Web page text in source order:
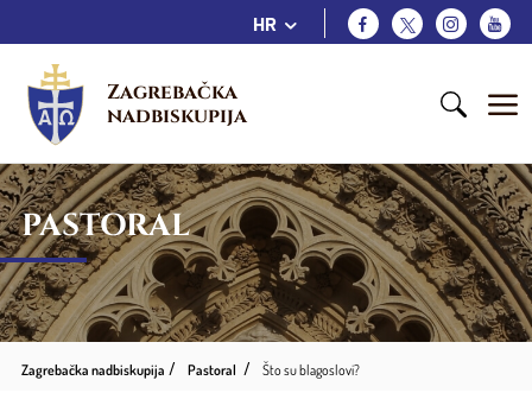
HR
Zagrebačka
nadbiskupija
PASTORAL
Zagrebačka nadbiskupija Pastoral Što su blagoslovi?